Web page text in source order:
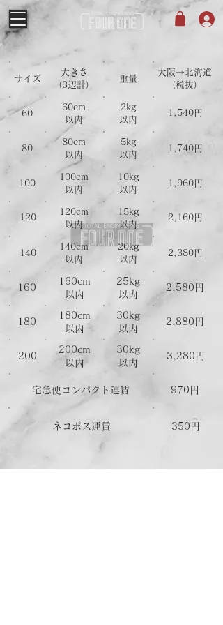
​大阪→北海道
（税抜）
サイズ
大きさ
​（3辺計）
重量
60
60cm
以内
1,540円
2kg
以内
80
100
80cm
以内
100cm
以内
1,740円
1,960円
5kg
以内
10kg
以内
120
120cm
以内
2,160円
15kg
以内
140
140cm
以内
2,380円
20kg
以内
160
180
160cm
以内
180cm
以内
2,580円
25kg
以内
30 kg
以内
200
200cm
以内
30kg
​以内
2,880円
3,280円
宅急便コンパクト運賃 970円
ネコポス運賃 350円